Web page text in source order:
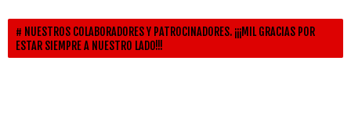
NUESTROS COLABORADORES Y PATROCINADORES. ¡¡¡MIL GRACIAS POR
ESTAR SIEMPRE A NUESTRO LADO!!!